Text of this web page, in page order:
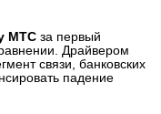
МТС за первый
Драйвером
связи, банковских
падение